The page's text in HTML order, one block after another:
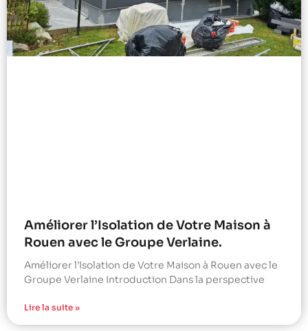
Améliorer l’Isolation de Votre Maison à
Rouen avec le Groupe Verlaine.
Améliorer l’Isolation de Votre Maison à Rouen avec le
Groupe Verlaine Introduction Dans la perspective
Lire la suite »